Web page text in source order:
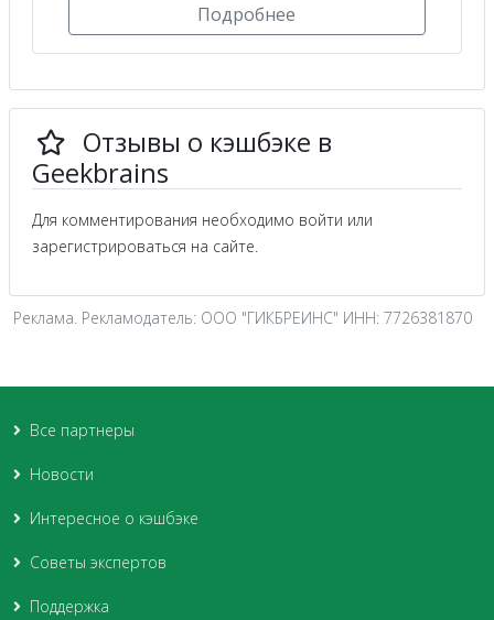
Подробнее
Отзывы о кэшбэке в
Geekbrains
Для комментирования необходимо войти или
зарегистрироваться на сайте.
Реклама. Рекламодатель: ООО "ГИКБРЕИНС" ИНН: 7726381870
Все партнеры
Новости
Интересное о кэшбэке
Советы экспертов
Поддержка